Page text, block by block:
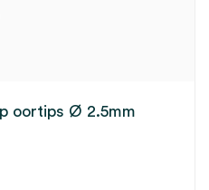
oortips Ø 2.5mm